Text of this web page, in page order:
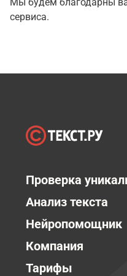
сервиса.
Проверка
Анализ текста
Нейропомощник
Компания
Тарифы